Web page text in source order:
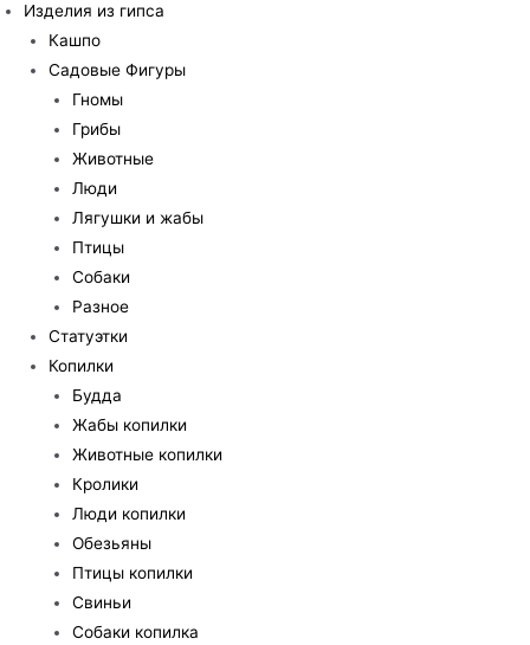
Изделия из гипса
Кашпо
Садовые Фигуры
Гномы
Грибы
Животные
Люди
Лягушки и жабы
Птицы
Собаки
Разное
Статуэтки
Копилки
Будда
Жабы копилки
Животные копилки
Кролики
Люди копилки
Обезьяны
Птицы копилки
Свиньи
Собаки копилка